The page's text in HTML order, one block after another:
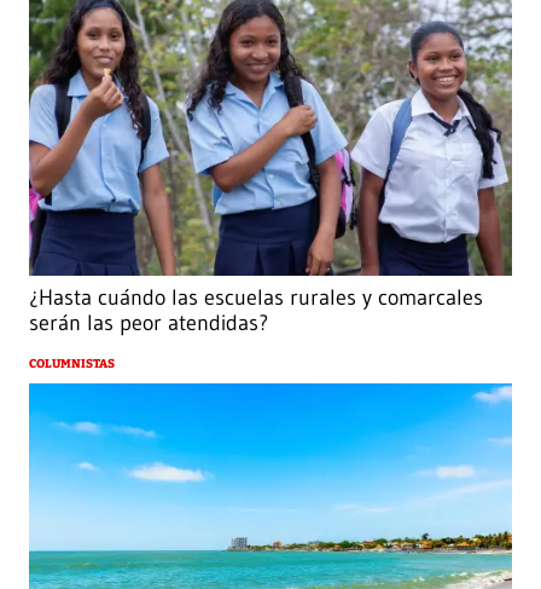
¿Hasta cuándo las escuelas rurales y comarcales
serán las peor atendidas?
COLUMNISTAS